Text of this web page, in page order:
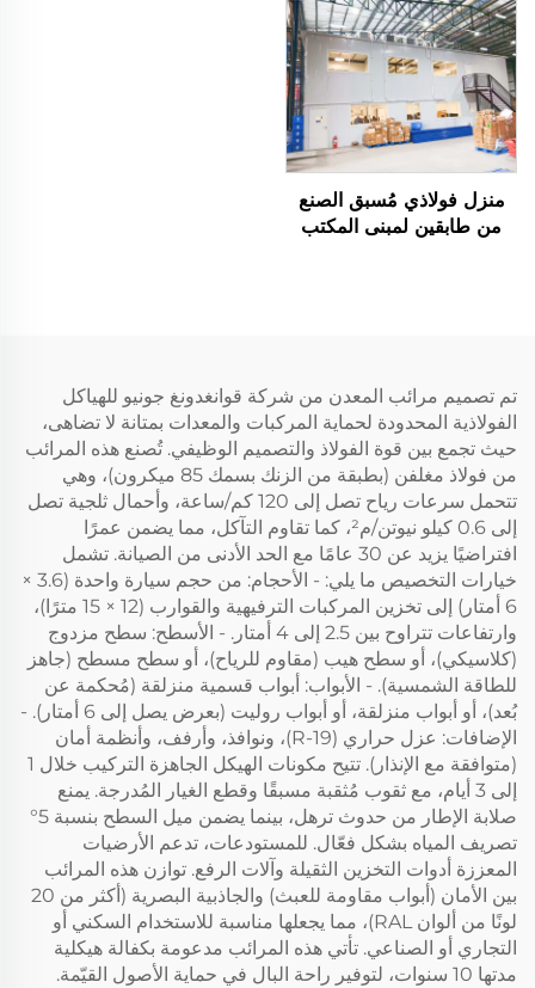
منزل فولاذي مُسبق الصنع
من طابقين لمبنى المكتب
تم تصميم مرائب المعدن من شركة قوانغدونغ جونيو للهياكل
الفولاذية المحدودة لحماية المركبات والمعدات بمتانة لا تضاهى،
حيث تجمع بين قوة الفولاذ والتصميم الوظيفي. تُصنع هذه المرائب
من فولاذ مغلفن (بطبقة من الزنك بسمك 85 ميكرون)، وهي
تتحمل سرعات رياح تصل إلى 120 كم/ساعة، وأحمال ثلجية تصل
إلى 0.6 كيلو نيوتن/م²، كما تقاوم التآكل، مما يضمن عمرًا
افتراضيًا يزيد عن 30 عامًا مع الحد الأدنى من الصيانة. تشمل
خيارات التخصيص ما يلي: - الأحجام: من حجم سيارة واحدة (3.6 ×
6 أمتار) إلى تخزين المركبات الترفيهية والقوارب (12 × 15 مترًا)،
وارتفاعات تتراوح بين 2.5 إلى 4 أمتار. - الأسطح: سطح مزدوج
(كلاسيكي)، أو سطح هيب (مقاوم للرياح)، أو سطح مسطح (جاهز
للطاقة الشمسية). - الأبواب: أبواب قسمية منزلقة (مُحكمة عن
بُعد)، أو أبواب منزلقة، أو أبواب روليت (بعرض يصل إلى 6 أمتار). -
الإضافات: عزل حراري (R-19)، ونوافذ، وأرفف، وأنظمة أمان
(متوافقة مع الإنذار). تتيح مكونات الهيكل الجاهزة التركيب خلال 1
إلى 3 أيام، مع ثقوب مُثقبة مسبقًا وقطع الغيار المُدرجة. يمنع
صلابة الإطار من حدوث ترهل، بينما يضمن ميل السطح بنسبة 5°
تصريف المياه بشكل فعّال. للمستودعات، تدعم الأرضيات
المعززة أدوات التخزين الثقيلة وآلات الرفع. توازن هذه المرائب
بين الأمان (أبواب مقاومة للعبث) والجاذبية البصرية (أكثر من 20
لونًا من ألوان RAL)، مما يجعلها مناسبة للاستخدام السكني أو
التجاري أو الصناعي. تأتي هذه المرائب مدعومة بكفالة هيكلية
مدتها 10 سنوات، لتوفير راحة البال في حماية الأصول القيّمة.